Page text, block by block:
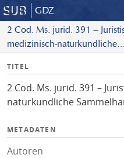
GDZ
2 Cod. Ms. jurid. 391 –
medizinisch-naturkundliche
I
f
o
TITEL
2 Cod. Ms. jurid. 391 –
naturkundliche
METADATEN
Autoren